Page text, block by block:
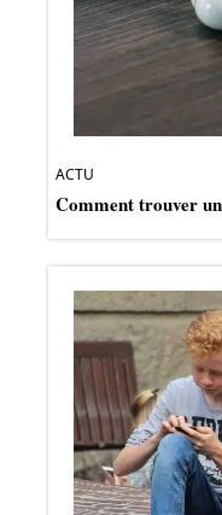
ACTU
Comment trouver